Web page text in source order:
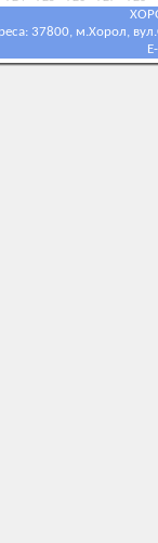
37800, м.Хорол,